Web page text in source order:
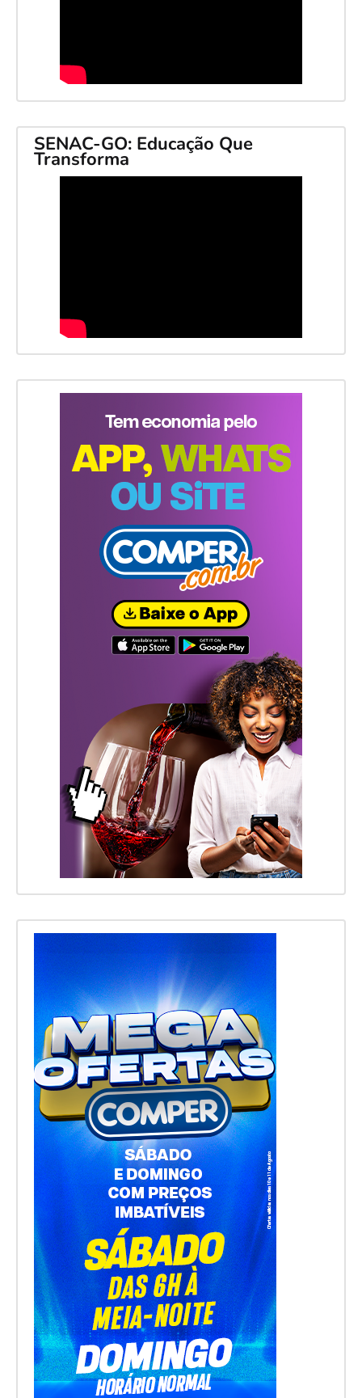
SENAC-GO: Educação Que
Transforma